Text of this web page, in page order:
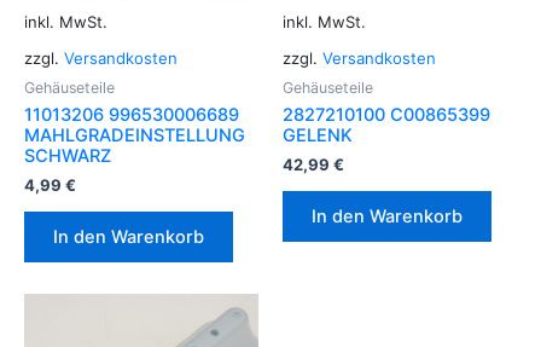
inkl. MwSt.
zzgl. Versandkosten
Gehäuseteile
11013206 996530006689
MAHLGRADEINSTELLUNG
SCHWARZ
4,99 €
In den Warenkorb
inkl. MwSt.
zzgl. Versandkosten
Gehäuseteile
2827210100 C00865399
GELENK
42,99 €
In den Warenkorb